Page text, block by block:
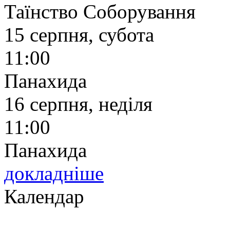
Таїнство Соборування
15 серпня, субота
11:00
Панахида
16 серпня, неділя
11:00
Панахида
докладніше
Календар